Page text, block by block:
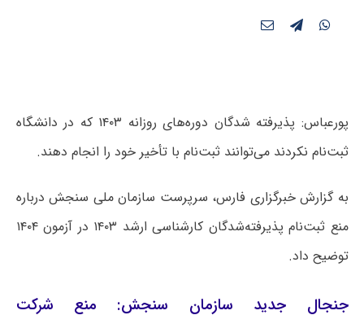
پورعباس: پذیرفته شدگان دوره‌های روزانه ۱۴۰۳ که در دانشگاه
ثبت‌نام نکردند می‌توانند ثبت‌نام با تأخیر خود را انجام دهند.
به گزارش خبرگزاری فارس، سرپرست سازمان ملی سنجش درباره
منع ثبت‌نام پذیرفته‌شدگان کارشناسی ارشد ۱۴۰۳ در آزمون ۱۴۰۴
توضیح داد.
جنجال جدید سازمان سنجش: منع شرکت